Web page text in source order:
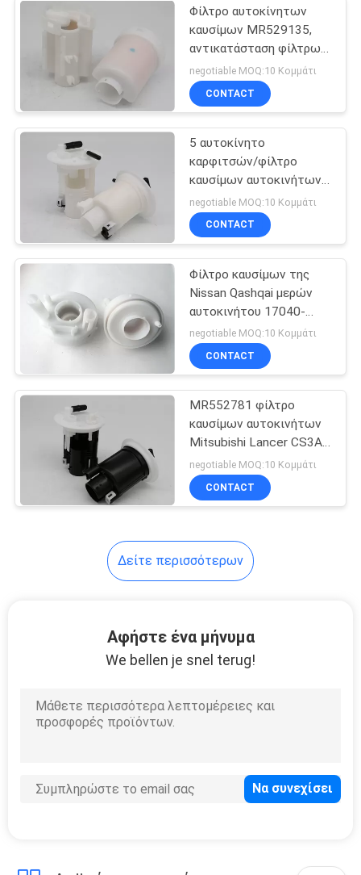
Σπείρα ανάφλεξης
αυτοκινήτων
κιβώτιο εργαλείων
οδήγησης δύναμης
εγχυτήρας
καυσίμων
αυτοκινήτων
Αισθητήρας
καυσίμων
αυτοκινήτων
αυτοκινήτων
Φίλτρο αυτοκίνητων
καυσίμων MR529135,
αντικατάσταση φίλτρων
καυσίμων της Mitsubishi
Pajero Pajero
negotiable MOQ:10 Κομμάτι
CONTACT
5 αυτοκίνητο
καρφιτσών/φίλτρο
καυσίμων αυτοκινήτων
MN158345 για τη
Mitsubishi Grandis
NA4W/4G69
negotiable MOQ:10 Κομμάτι
CONTACT
Φίλτρο καυσίμων της
Nissan Qashqai μερών
αυτοκινήτου 17040-
BR00A/17040-
JD00A/17040-JD02A
negotiable MOQ:10 Κομμάτι
CONTACT
MR552781 φίλτρο
καυσίμων αυτοκινήτων
Mitsubishi Lancer CS3A/
μέρη αυτοκινήτου
καρφιτσών 4G18 5
negotiable MOQ:10 Κομμάτι
CONTACT
Δείτε περισσότερων
Αφήστε ένα μήνυμα
We bellen je snel terug!